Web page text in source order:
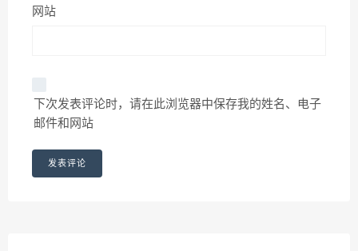
网站
下次发表评论时，请在此浏览器中保存我的姓名、电子
邮件和网站